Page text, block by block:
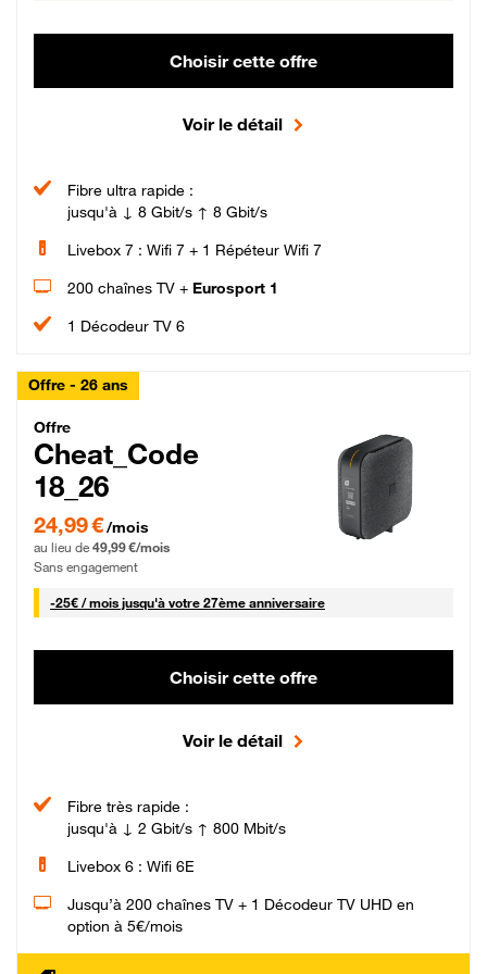
Choisir cette offre
Voir le détail
Fibre ultra rapide :
jusqu'à ↓ 8 Gbit/s ↑ 8 Gbit/s
Livebox 7 : Wifi 7 + 1 Répéteur Wifi 7
200 chaînes TV + Eurosport 1
1 Décodeur TV 6
Offre - 26 ans
Cheat_Code Fibre_18_26
Offre
Cheat_Code
18_26
24,99 € par mois pendant 0 mois puis 49,99 € par mois, Sans engagement
24,99 €/mois
au lieu de 49,99 €/mois
Sans engagement
-25€ / mois25 € par mois
jusqu'à votre 27ème anniversaire
Choisir cette offre
Voir le détail
Fibre très rapide :
jusqu'à ↓ 2 Gbit/s ↑ 800 Mbit/s
Livebox 6 : Wifi 6E
Jusqu’à 200 chaînes TV + 1 Décodeur TV UHD en
option à 5€/mois